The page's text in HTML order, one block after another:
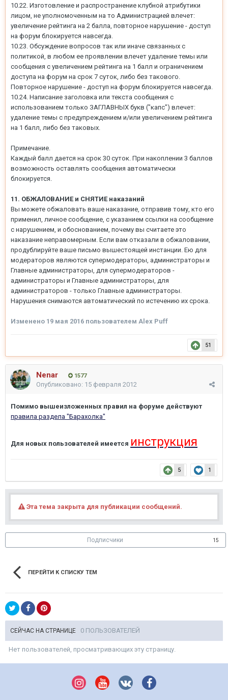
10.22. Изготовление и распространение клубной атрибутики
лицом, не уполномоченным на то Администрацией влечет:
увеличение рейтинга на 2 балла, повторное нарушение - доступ
на форум блокируется навсегда.
10.23. Обсуждение вопросов так или иначе связанных с
политикой, в любом ее проявлении влечет удаление темы или
сообщения с увеличением рейтинга на 1 балл и ограничением
доступа на форум на срок 7 суток, либо без такового.
Повторное нарушение - доступ на форум блокируется навсегда.
10.24. Написание заголовка или текста сообщения с
использованием только ЗАГЛАВНЫХ букв ("капс") влечет:
удаление темы с предупреждением и/или увеличением рейтинга
на 1 балл, либо без таковых.
Примечание.
Каждый балл дается на срок 30 суток. При накоплении 3 баллов
возможность оставлять сообщения автоматически
блокируется.
11. ОБЖАЛОВАНИЕ и СНЯТИЕ наказаний
Вы можете обжаловать ваше наказание, отправив тому, кто его
применил, личное сообщение, с указанием ссылки на сообщение
с нарушением, и обоснованием, почему вы считаете это
наказание неправомерным. Если вам отказали в обжаловании,
продублируйте ваше письмо вышестоящей инстанции. Ею для
модераторов являются супермодераторы, администраторы и
Главные администраторы, для супермодераторов -
администраторы и Главные администраторы, для
администраторов - только Главные администраторы.
Нарушения снимаются автоматический по истечению их срока.
Изменено 19 мая 2016 пользователем Alex Puff
51
Nenar 1577
Опубликовано: 15 февраля 2012
Помимо вышеизложенных правил на форуме действуют
правила раздела "Барахолка"
Для новых пользователей имеется инструкция
5 1
Эта тема закрыта для публикации сообщений.
Подписчики 15
ПЕРЕЙТИ К СПИСКУ ТЕМ
СЕЙЧАС НА СТРАНИЦЕ 0 ПОЛЬЗОВАТЕЛЕЙ
Нет пользователей, просматривающих эту страницу.